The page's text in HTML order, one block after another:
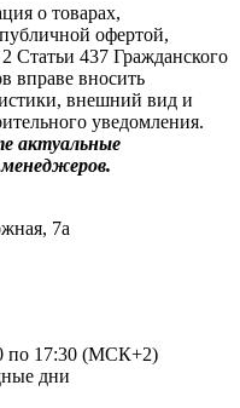
о товарах,
офертой,
Статьи 437 Гражданского
вправе вносить
внешний вид и
уведомления.
актуальные
7а
по 17:30 (МСК+2)
дни